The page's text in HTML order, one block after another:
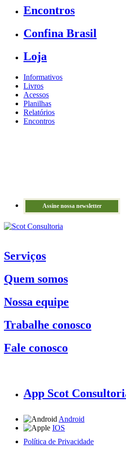
Encontros
Confina Brasil
Loja
Informativos
Livros
Acessos
Planilhas
Relatórios
Encontros
Assine nossa newsletter
Serviços
Quem somos
Nossa equipe
Trabalhe conosco
Fale conosco
App Scot
Android
IOS
Política de Privacidade